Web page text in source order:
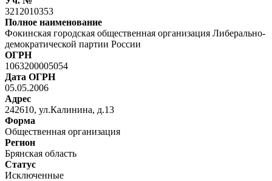
3212010353
Полное наименование
Фокинская городская общественная организация Либерально-
демократической партии России
ОГРН
1063200005054
Дата ОГРН
05.05.2006
Адрес
242610, ул.Калинина, д.13
Форма
Общественная организация
Регион
Брянская область
Статус
Исключенные